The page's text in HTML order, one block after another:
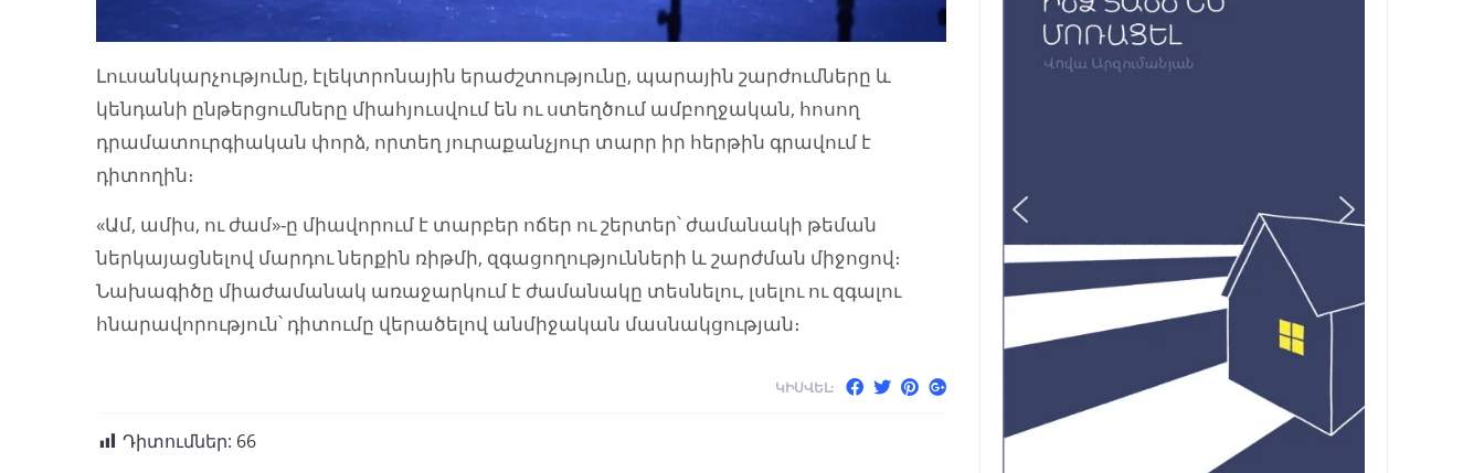
Լուսանկարչությունը, էլեկտրոնային երաժշտությունը, պարային շարժումները և
կենդանի ընթերցումները միահյուսվում են ու ստեղծում ամբողջական, հոսող
դրամատուրգիական փորձ, որտեղ յուրաքանչյուր տարր իր հերթին գրավում է
դիտողին։
«Ամ, ամիս, ու ժամ»-ը միավորում է տարբեր ոճեր ու շերտեր՝ ժամանակի թեման
ներկայացնելով մարդու ներքին ռիթմի, զգացողությունների և շարժման միջոցով։
Նախագիծը միաժամանակ առաջարկում է ժամանակը տեսնելու, լսելու ու զգալու
հնարավորություն՝ դիտումը վերածելով անմիջական մասնակցության։
ԿԻՍՎԵԼ:
Դիտումներ: 66